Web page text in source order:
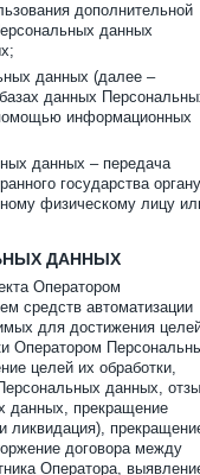
дополнительной
данных
данных (далее –
данных
информационных
данных – передача
государства органу
физическому лицу
ДАННЫХ
Оператором
средств автоматизации
для достижения
Оператором
целей их обработки,
данных,
данных, прекращение
ликвидация),
договора между
Оператора,